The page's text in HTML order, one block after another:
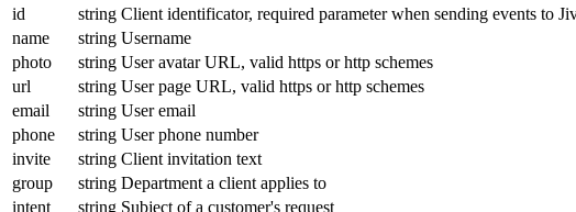
id
string Client identificator, required parameter when sending events to
name
string Username
photo
string User avatar URL, valid https or http schemes
url
string User page URL, valid https or http schemes
email
string User email
phone
string User phone number
invite
string Client invitation text
group
string Department a client applies to
intent
string Subject of a customer's request